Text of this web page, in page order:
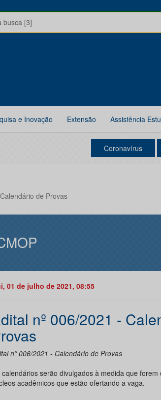
busca [3]
e Inovação Extensão Assistência
Coronavírus
de Provas
01 de julho de 2021, 08:55
nº 006/2021 -
nº 006/2021 - Calendário de Provas
calendários serão divulgados à medida que
acadêmicos que estão ofertando a vaga.